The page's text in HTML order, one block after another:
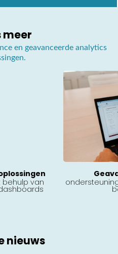
meer
en geavanceerde analytics
van
nieuws